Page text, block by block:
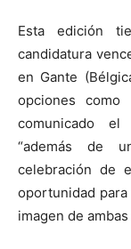
Esta edición
candidatura
en Gante
opciones
comunicado
“además de
celebración de
oportunidad
imagen de